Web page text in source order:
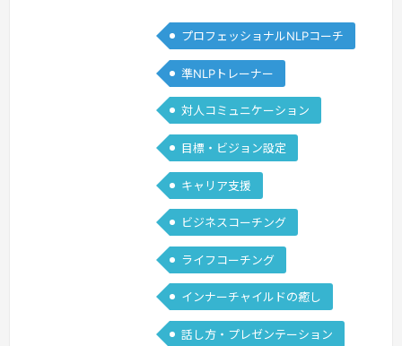
ーキを同時に踏んでいるような感覚はあ
りませんか。なぜそんな質問をするかと
いうと、NLPを学ぶ前、私自身がアクセ
ルとブレーキをガンガンに踏みしめるタ
イプだったからです。当時の私は、自己
肯定感が低く、小さな失敗にいつまでも
くよくよしてしまう。それでも成長した
い…続きを見る »
プロフェッショナルNLPコーチ
準NLPトレーナー
対人コミュニケーション
目標・ビジョン設定
キャリア支援
ビジネスコーチング
ライフコーチング
インナーチャイルドの癒し
話し方・プレゼンテーション